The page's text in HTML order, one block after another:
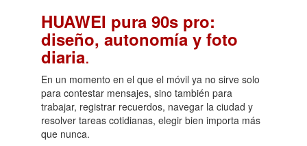
HUAWEI pura 90s pro:
diseño, autonomía y foto
diaria.
En un momento en el que el móvil ya no sirve solo
para contestar mensajes, sino también para
trabajar, registrar recuerdos, navegar la ciudad y
resolver tareas cotidianas, elegir bien importa más
que nunca.